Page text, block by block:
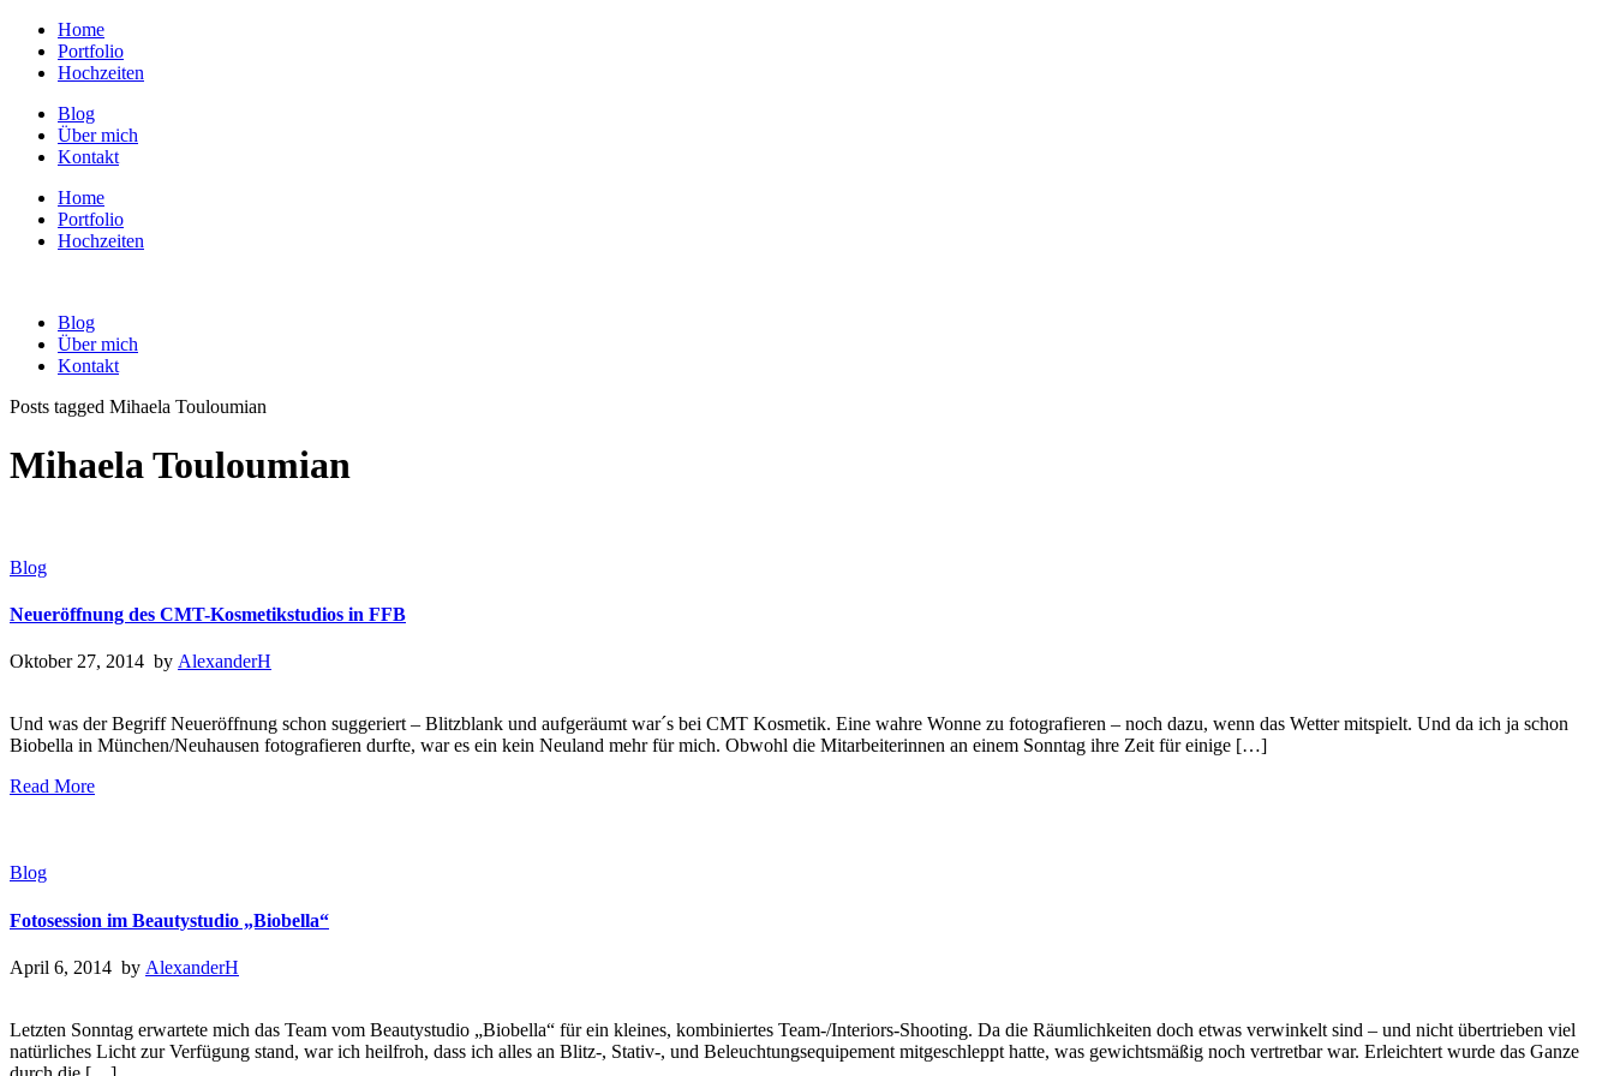
Home
Portfolio
Hochzeiten
Blog
Über mich
Kontakt
Home
Portfolio
Hochzeiten
Blog
Über mich
Kontakt
Posts tagged Mihaela Touloumian
Mihaela Touloumian
Blog
Neueröffnung des CMT-Kosmetikstudios in FFB
Oktober 27, 2014 by AlexanderH
Und was der Begriff Neueröffnung schon suggeriert – Blitzblank und aufgeräumt war´s bei CMT Kosmetik. Eine wahre Wonne zu fotografieren – noch dazu, wenn das Wetter mitspielt. Und da ich ja schon
Biobella in München/Neuhausen fotografieren durfte, war es ein kein Neuland mehr für mich. Obwohl die Mitarbeiterinnen an einem Sonntag ihre Zeit für einige […]
Read More
Blog
Fotosession im Beautystudio „Biobella“
April 6, 2014 by AlexanderH
Letzten Sonntag erwartete mich das Team vom Beautystudio „Biobella“ für ein kleines, kombiniertes Team-/Interiors-Shooting. Da die Räumlichkeiten doch etwas verwinkelt sind – und nicht übertrieben viel
natürliches Licht zur Verfügung stand, war ich heilfroh, dass ich alles an Blitz-, Stativ-, und Beleuchtungsequipement mitgeschleppt hatte, was gewichtsmäßig noch vertretbar war. Erleichtert wurde das Ganze